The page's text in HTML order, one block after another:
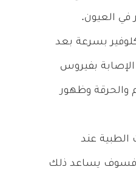
في العيون.
بسرعة بعد
بفيروس
والحرقة وظهور
الطبية عند
فسوف يساعد ذلك